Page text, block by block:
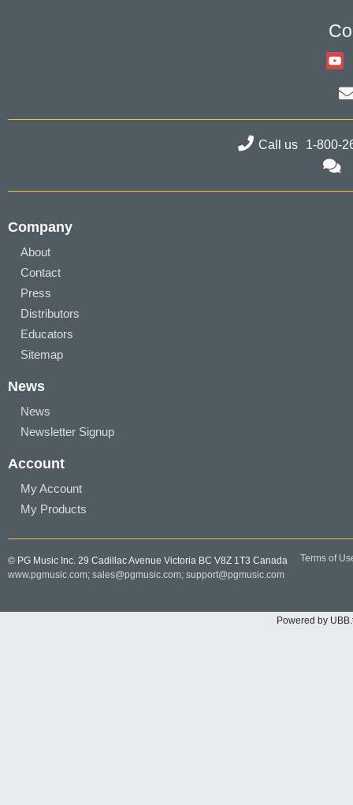
Call us 1-800-
Company
About
Contact
Press
Distributors
Educators
Sitemap
News
News
Newsletter Signup
Account
My Account
My Products
© PG Music Inc. 29 Cadillac Avenue Victoria BC V8Z 1T3 Canada
www.pgmusic.com; sales@pgmusic.com; support@pgmusic.com
Terms of
Powered by